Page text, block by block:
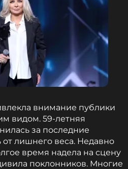
внимание публики
видом. 59-летняя
за последние
лишнего веса. Недавно
время надела на сцену
поклонников. Многие